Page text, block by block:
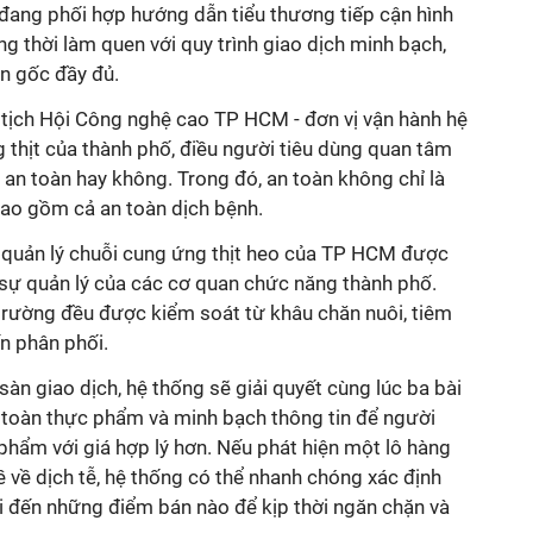
phối hợp hướng dẫn tiểu thương tiếp cận hình
thời làm quen với quy trình giao dịch minh bạch,
gốc đầy đủ.
Hội Công nghệ cao TP HCM - đơn vị vận hành hệ
thịt của thành phố, điều người tiêu dùng quan tâm
toàn hay không. Trong đó, an toàn không chỉ là
gồm cả an toàn dịch bệnh.
lý chuỗi cung ứng thịt heo của TP HCM được
quản lý của các cơ quan chức năng thành phố.
đều được kiểm soát từ khâu chăn nuôi, tiêm
phân phối.
giao dịch, hệ thống sẽ giải quyết cùng lúc ba bài
thực phẩm và minh bạch thông tin để người
với giá hợp lý hơn. Nếu phát hiện một lô hàng
dịch tễ, hệ thống có thể nhanh chóng xác định
những điểm bán nào để kịp thời ngăn chặn và